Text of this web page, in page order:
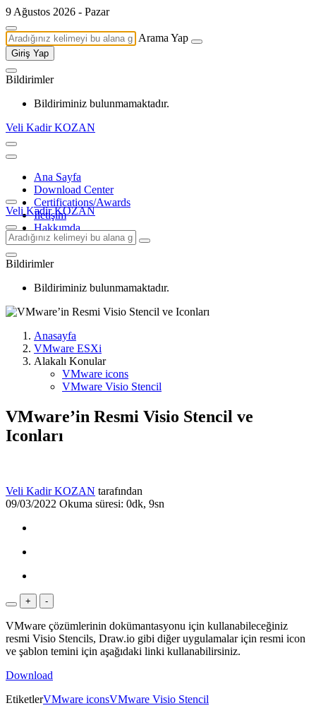
9 Ağustos 2026 - Pazar
Arama Yap
Giriş Yap
Bildirimler
Bildiriminiz bulunmamaktadır.
Veli Kadir KOZAN
Ana Sayfa
Download Center
Certifications/Awards
İletişim
Hakkımda
Veli Kadir KOZAN
Bildirimler
Bildiriminiz bulunmamaktadır.
Anasayfa
VMware ESXi
Alakalı Konular
VMware icons
VMware Visio Stencil
VMware’in Resmi Visio Stencil ve
Iconları
Veli Kadir KOZAN tarafından
09/03/2022 Okuma süresi: 0dk, 9sn
+ -
VMware çözümlerinin dokümantasyonu için kullanabileceğiniz
resmi Visio Stencils, Draw.io gibi diğer uygulamalar için resmi icon
ve şablon temini için aşağıdaki linki kullanabilirsiniz.
Download
EtiketlerVMware iconsVMware Visio Stencil